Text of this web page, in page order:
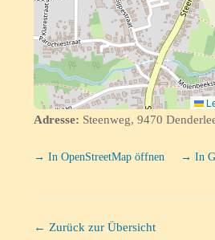
Adresse: Steenweg, 9470
→ In OpenStreetMap öffnen → In
← Zurück zur Übersicht